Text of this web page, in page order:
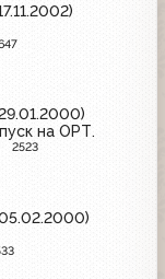
на ОРТ.
2523